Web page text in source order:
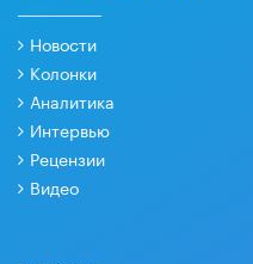
Новости
Колонки
Аналитика
Интервью
Рецензии
Видео